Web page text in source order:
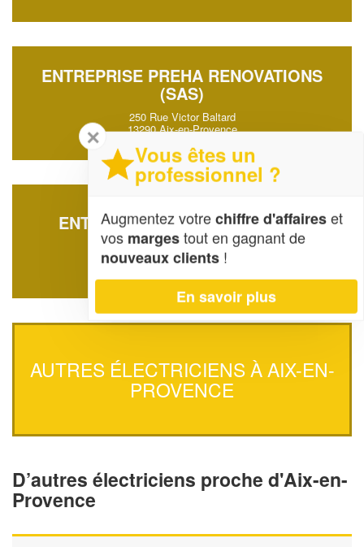
ENTREPRISE PREHA RENOVATIONS
(SAS)
250 Rue Victor Baltard
13290 Aix-en-Provence
ENTREPRISE DELESTRET JEAN
18 Rue Lisse Saint-louis
13100 Aix-en-Provence
AUTRES ÉLECTRICIENS À AIX-EN-
PROVENCE
D’autres électriciens proche d'Aix-en-
Provence
✕
Vous êtes un
professionnel ?
Augmentez votrechiffre d'affaireset
vos margestout en gagnant de
nouveaux clients !
En savoir plus